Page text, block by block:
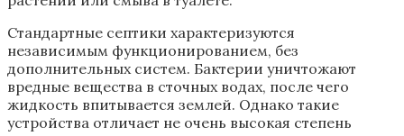
Стандартные септики характеризуются
независимым функционированием, без
дополнительных систем. Бактерии уничтожают
вредные вещества в сточных водах, после чего
жидкость впитывается землей. Однако такие
устройства отличает не очень высокая степень